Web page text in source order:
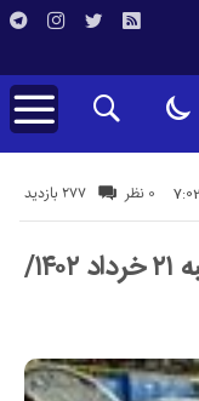
277 بازدید 0 نظر
قیمت خودرو‌های سایپا یکشنبه ۲۱ خرداد ۱۴۰۲/